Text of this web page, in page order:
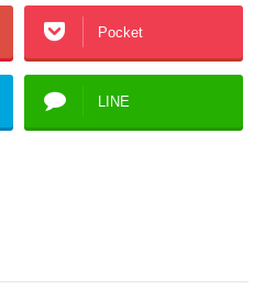
Pocket
LINE